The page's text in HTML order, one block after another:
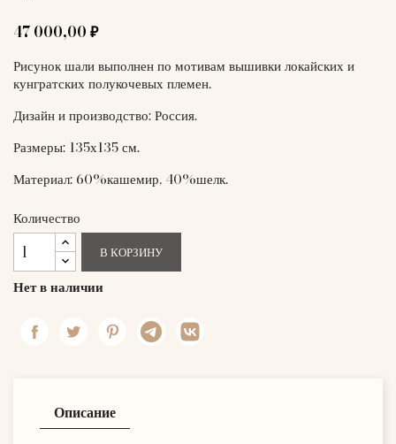
47 000,00 ₽
Рисунок шали выполнен по мотивам вышивки локайских и
кунгратских полукочевых племен.
Дизайн и производство: Россия.
Размеры: 135х135 см.
Материал: 60%кашемир, 40%шелк.
Количество
В КОРЗИНУ
Нет в наличии
Описание